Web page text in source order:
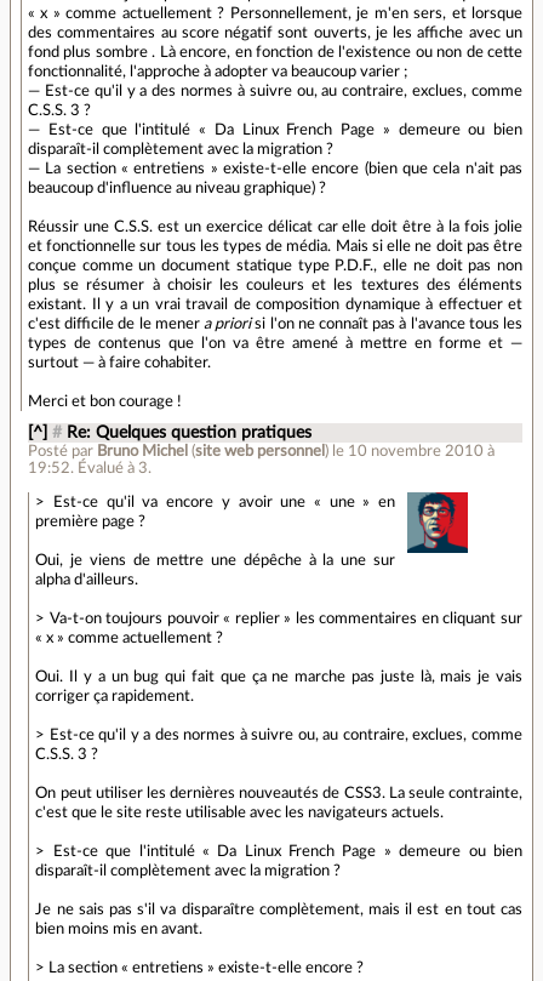
« x » comme actuellement ? Personnellement, je m'en sers, et lorsque
des commentaires au score négatif sont ouverts, je les affiche avec un
fond plus sombre . Là encore, en fonction de l'existence ou non de cette
fonctionnalité, l'approche à adopter va beaucoup varier ;
— Est-ce qu'il y a des normes à suivre ou, au contraire, exclues, comme
C.S.S. 3 ?
— Est-ce que l'intitulé « Da Linux French Page » demeure ou bien
disparaît-il complètement avec la migration ?
— La section « entretiens » existe-t-elle encore (bien que cela n'ait pas
beaucoup d'influence au niveau graphique) ?
Réussir une C.S.S. est un exercice délicat car elle doit être à la fois jolie
et fonctionnelle sur tous les types de média. Mais si elle ne doit pas être
conçue comme un document statique type P.D.F., elle ne doit pas non
plus se résumer à choisir les couleurs et les textures des éléments
existant. Il y a un vrai travail de composition dynamique à effectuer et
c'est difficile de le mener a priorisi l'on ne connaît pas à l'avance tous les
types de contenus que l'on va être amené à mettre en forme et —
surtout — à faire cohabiter.
Merci et bon courage !
[^] # Re: Quelques question pratiques
Posté par Bruno Michel (site web personnel ) le 10 novembre 2010 à
19:52. Évalué à 3.
> Est-ce qu'il va encore y avoir une « une » en
première page ?
Oui, je viens de mettre une dépêche à la une sur
alpha d'ailleurs.
> Va-t-on toujours pouvoir « replier » les commentaires en cliquant sur
« x » comme actuellement ?
Oui. Il y a un bug qui fait que ça ne marche pas juste là, mais je vais
corriger ça rapidement.
> Est-ce qu'il y a des normes à suivre ou, au contraire, exclues, comme
C.S.S. 3 ?
On peut utiliser les dernières nouveautés de CSS3. La seule contrainte,
c'est que le site reste utilisable avec les navigateurs actuels.
> Est-ce que l'intitulé « Da Linux French Page » demeure ou bien
disparaît-il complètement avec la migration ?
Je ne sais pas s'il va disparaître complètement, mais il est en tout cas
bien moins mis en avant.
> La section « entretiens » existe-t-elle encore ?